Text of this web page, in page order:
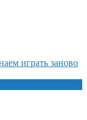
играть заново